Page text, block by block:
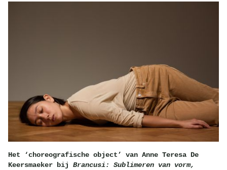
Het ‘choreografische object’ van Anne Teresa De
Keersmaeker bij Brancusi: Sublimeren van vorm,